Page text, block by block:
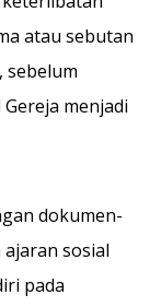
atau sebutan
menjadi
dokumen-
sosial
pada